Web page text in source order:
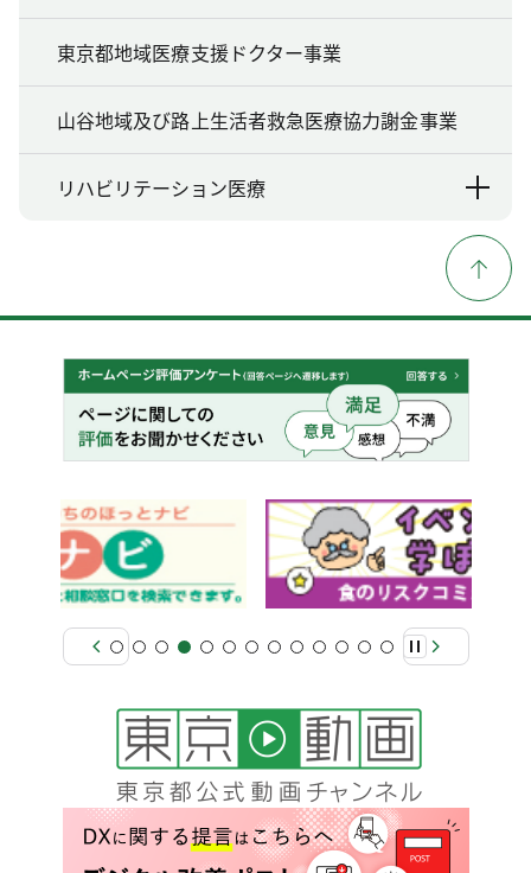
東京都地域医療支援ドクター事業
山谷地域及び路上生活者救急医療協力謝金事業
リハビリテーション医療